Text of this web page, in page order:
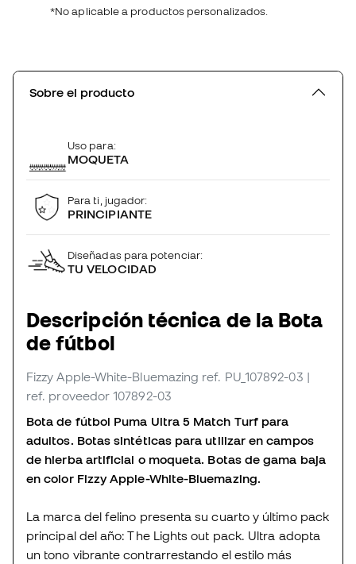
*No aplicable a productos personalizados.
Sobre el producto
Uso para:
MOQUETA
Para ti, jugador:
PRINCIPIANTE
Diseñadas para potenciar:
TU VELOCIDAD
Descripción técnica de la Bota
de fútbol
Fizzy Apple-White-Bluemazing ref. PU_107892-03 |
ref. proveedor 107892-03
Bota de fútbol Puma Ultra 5 Match Turf para
adultos. Botas sintéticas para utilizar en campos
de hierba artificial o moqueta. Botas de gama baja
en color Fizzy Apple-White-Bluemazing.
La marca del felino presenta su cuarto y último pack
principal del año: The Lights out pack. Ultra adopta
un tono vibrante contrarrestando el estilo más